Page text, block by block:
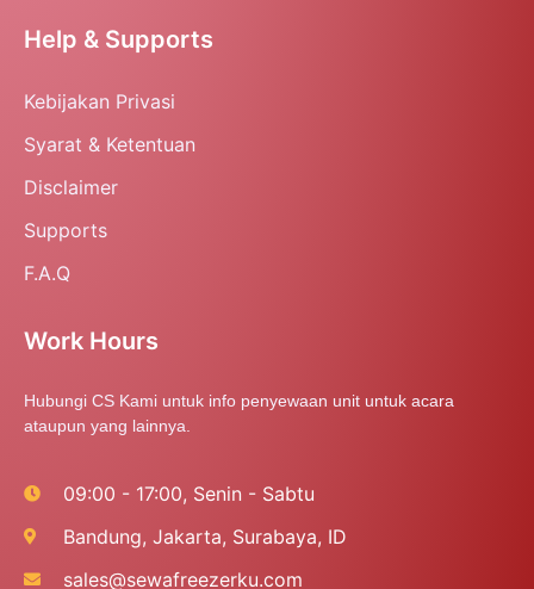
Help & Supports
Kebijakan Privasi
Syarat & Ketentuan
Disclaimer
Supports
F.A.Q
Work Hours
Hubungi CS Kami untuk info penyewaan unit untuk acara
ataupun yang lainnya.
09:00 - 17:00, Senin - Sabtu
Bandung, Jakarta, Surabaya, ID
sales@sewafreezerku.com